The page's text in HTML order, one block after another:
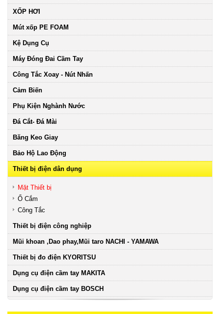
XỐP HƠI
Mút xốp PE FOAM
Kệ Dụng Cụ
Máy Đóng Đai Cầm Tay
Công Tắc Xoay - Nút Nhấn
Cảm Biến
Phụ Kiện Nghành Nước
Đá Cắt- Đá Mài
Băng Keo Giay
Bảo Hộ Lao Động
Thiết bị điện dân dụng
Mặt Thiết bị
Ổ Cắm
Công Tắc
Thiết bị điện công nghiệp
Mũi khoan ,Dao phay,Mũi taro NACHI - YAMAWA
Thiết bị đo điện KYORITSU
Dụng cụ điện cầm tay MAKITA
Dụng cụ điện cầm tay BOSCH